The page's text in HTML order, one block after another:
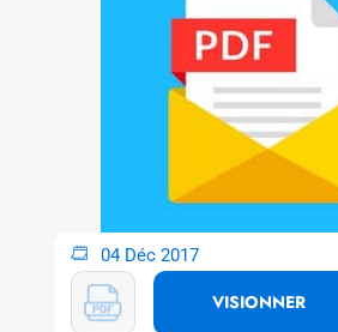
04 Déc 2017
VISIONNER